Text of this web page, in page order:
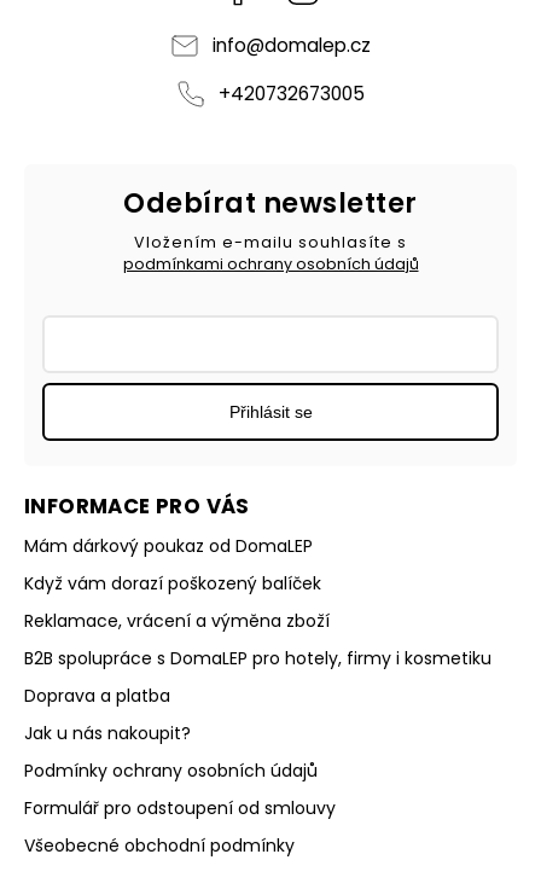
info@domalep.cz
+420732673005
INFORMACE PRO VÁS
Mám dárkový poukaz od DomaLEP
Když vám dorazí poškozený balíček
Reklamace, vrácení a výměna zboží
B2B spolupráce s DomaLEP pro hotely, firmy i kosmetiku
Doprava a platba
Jak u nás nakoupit?
Podmínky ochrany osobních údajů
Formulář pro odstoupení od smlouvy
Všeobecné obchodní podmínky
Odebírat newsletter
Vložením e-mailu souhlasíte s
podmínkami ochrany osobních údajů
Přihlásit se